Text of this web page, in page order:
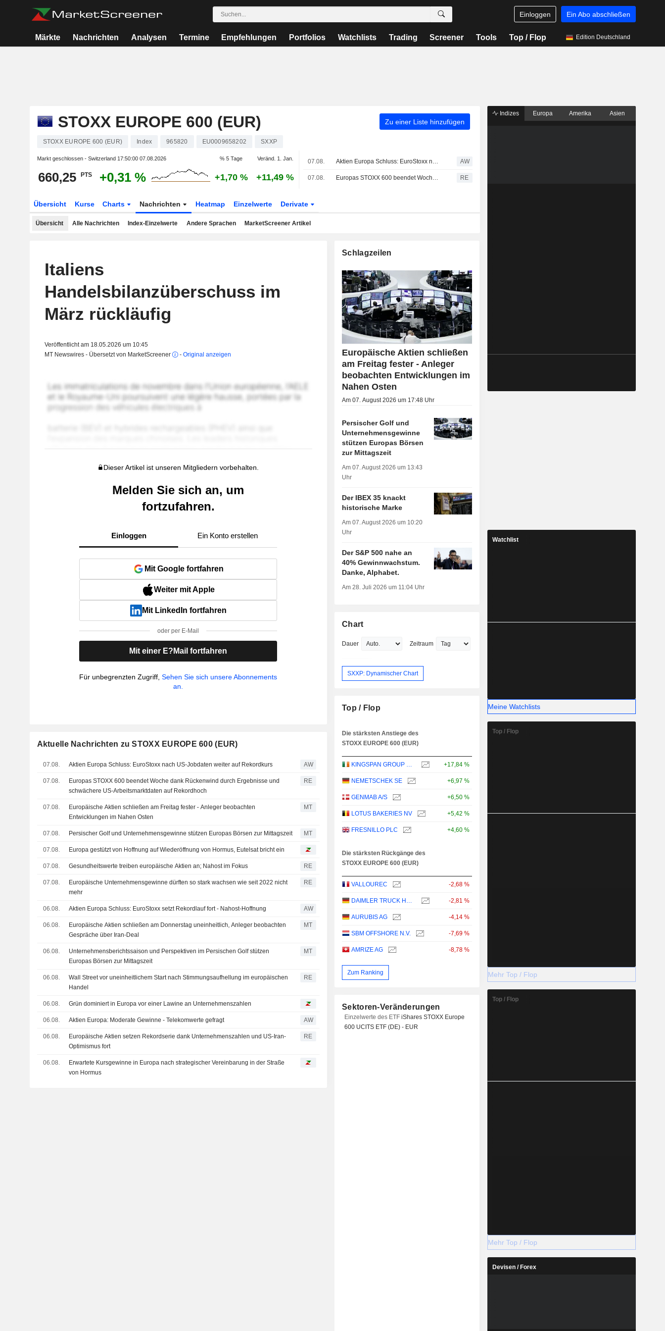
Einloggen Ein Abo abschließen
Märkte Nachrichten Analysen Termine Empfehlungen Portfolios Watchlists Trading Screener Tools Top / Flop Edition Deutschland
STOXX EUROPE 600 (EUR) Zu einer Liste hinzufügen
STOXX EUROPE 600 (EUR) Index 965820 EU0009658202 SXXP
Markt geschlossen - Switzerland 17:50:00 07.08.2026 % 5 Tage Veränd. 1. Jan.
660,25 PTS +0,31 % +1,70 % +11,49 %
07.08. Aktien Europa Schluss: EuroStoxx nach US-Jobdaten weiter auf Rekordkurs AW
07.08. Europas STOXX 600 beendet Woche dank Rückenwind durch Ergebnisse und schwächere US-Arbeitsmarktdaten auf Rekordhoch RE
Übersicht Kurse Charts Nachrichten Heatmap Einzelwerte Derivate
Übersicht Alle Nachrichten Index-Einzelwerte Andere Sprachen MarketScreener Artikel
Italiens
Handelsbilanzüberschuss im
März rückläufig
Veröffentlicht am 18.05.2026 um 10:45
MT Newswires - Übersetzt von MarketScreener
- Original anzeigen
Dieser Artikel ist unseren Mitgliedern vorbehalten.
Melden Sie sich an, um
fortzufahren.
Einloggen Ein Konto erstellen
Mit Google fortfahren
Weiter mit Apple
Mit LinkedIn fortfahren
oder per E-Mail
Mit einer E?Mail fortfahren
Für unbegrenzten Zugriff,Sehen Sie sich unsere Abonnements
an.
Aktuelle Nachrichten zu STOXX EUROPE 600 (EUR)
07.08. Aktien Europa Schluss: EuroStoxx nach US-Jobdaten weiter auf Rekordkurs AW
07.08.
Europas STOXX 600 beendet Woche dank Rückenwind durch Ergebnisse und
schwächere US-Arbeitsmarktdaten auf Rekordhoch
RE
07.08.
Europäische Aktien schließen am Freitag fester - Anleger beobachten
Entwicklungen im Nahen Osten
MT
07.08. Persischer Golf und Unternehmensgewinne stützen Europas Börsen zur Mittagszeit MT
07.08. Europa gestützt von Hoffnung auf Wiederöffnung von Hormus, Eutelsat bricht ein
07.08. Gesundheitswerte treiben europäische Aktien an; Nahost im Fokus RE
07.08.
Europäische Unternehmensgewinne dürften so stark wachsen wie seit 2022 nicht
mehr
RE
06.08. Aktien Europa Schluss: EuroStoxx setzt Rekordlauf fort - Nahost-Hoffnung AW
06.08.
Europäische Aktien schließen am Donnerstag uneinheitlich, Anleger beobachten
Gespräche über Iran-Deal
MT
06.08.
Unternehmensberichtssaison und Perspektiven im Persischen Golf stützen
Europas Börsen zur Mittagszeit
MT
06.08.
Wall Street vor uneinheitlichem Start nach Stimmungsaufhellung im europäischen
Handel
RE
06.08. Grün dominiert in Europa vor einer Lawine an Unternehmenszahlen
06.08. Aktien Europa: Moderate Gewinne - Telekomwerte gefragt AW
06.08.
Europäische Aktien setzen Rekordserie dank Unternehmenszahlen und US-Iran-
Optimismus fort
RE
06.08.
Erwartete Kursgewinne in Europa nach strategischer Vereinbarung in der Straße
von Hormus
Schlagzeilen
Europäische Aktien schließen
am Freitag fester - Anleger
beobachten Entwicklungen im
Nahen Osten
Am 07. August 2026 um 17:48 Uhr
Persischer Golf und
Unternehmensgewinne
stützen Europas Börsen
zur Mittagszeit
Am 07. August 2026 um 13:43
Uhr
Der IBEX 35 knackt
historische Marke
Am 07. August 2026 um 10:20
Uhr
Der S&P 500 nahe an
40% Gewinnwachstum.
Danke, Alphabet.
Am 28. Juli 2026 um 11:04 Uhr
Chart
Dauer Zeitraum
SXXP: Dynamischer Chart
Top / Flop
Die stärksten Anstiege des
STOXX EUROPE 600 (EUR)
KINGSPAN GROUP PLC +17,84 %
NEMETSCHEK SE +6,97 %
GENMAB A/S +6,50 %
LOTUS BAKERIES NV +5,42 %
FRESNILLO PLC +4,60 %
Die stärksten Rückgänge des
STOXX EUROPE 600 (EUR)
VALLOUREC -2,68 %
DAIMLER TRUCK HOLDING AG -2,81 %
AURUBIS AG -4,14 %
SBM OFFSHORE N.V. -7,69 %
AMRIZE AG -8,78 %
Zum Ranking
Sektoren-Veränderungen
Einzelwerte des ETFiShares STOXX Europe
600 UCITS ETF (DE) - EUR
Indizes Europa Amerika Asien
Watchlist
Meine Watchlists
Top / Flop
Mehr Top / Flop
Top / Flop
Mehr Top / Flop
Devisen / Forex